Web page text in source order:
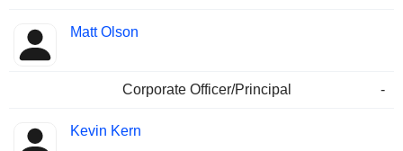
Matt Olson
Corporate Officer/Principal -
Kevin Kern